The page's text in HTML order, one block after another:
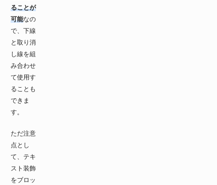
ることが
可能なの
で、下線
と取り消
し線を組
み合わせ
て使用す
ることも
できま
す。
ただ注意
点とし
て、テキ
スト装飾
をブロッ